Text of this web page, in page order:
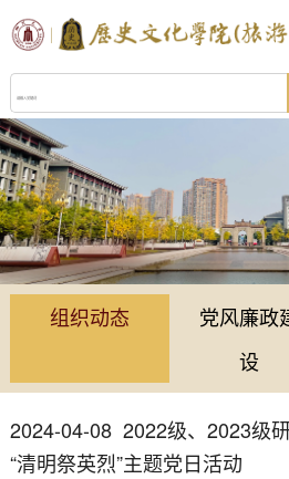
组织动态
党风廉政
设
2024-04-08 2022级、2023级
“清明祭英烈”主题党日活动